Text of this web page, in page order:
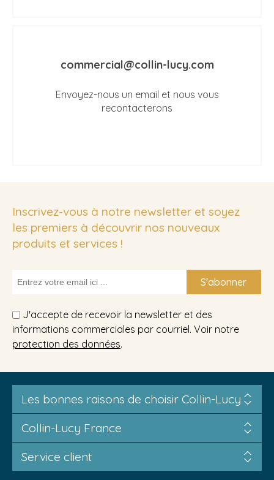
commercial@collin-lucy.com
Envoyez-nous un email et nous vous
recontacterons
Inscrivez-vous à notre newsletter et soyez
les premiers à découvrir nos nouveaux
produits et services !
S'abonner
J'accepte de recevoir la newsletter et des
informations commerciales par courriel. Voir notre
protection des données.
Les bonnes raisons de choisir Collin-Lucy
Collin-Lucy France
Service client